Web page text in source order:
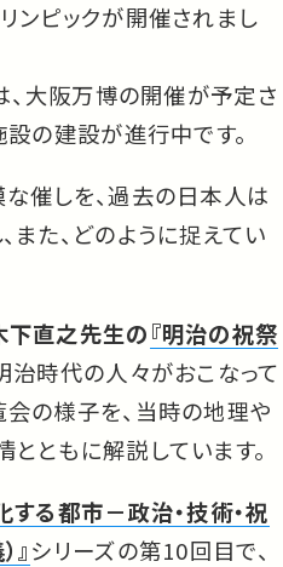
ンピックが開催されまし
、大阪万博の開催が予定さ
設の建設が進行中です。
催しを、過去の日本人は
また、どのように捉えてい
下直之先生の『明治の祝祭
治時代の人々がおこなって
の様子を、当時の地理や
ともに解説しています。
する都市－政治・技術・祝
』シリーズの第10回目で、